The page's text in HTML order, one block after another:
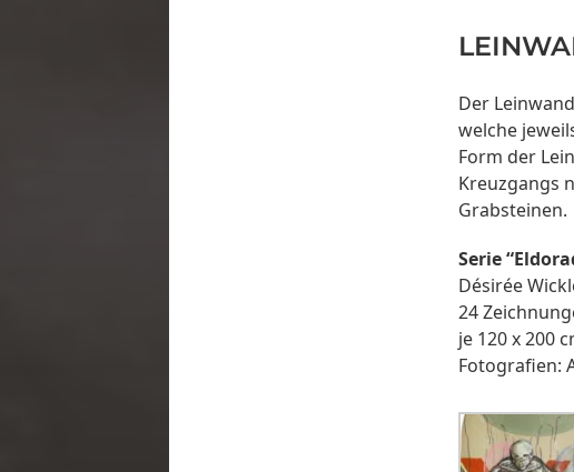
Der
welche
Form der
Kreuzgangs
Grabsteinen.
Serie
Désirée
24
je 120 x 200
Fotografien: